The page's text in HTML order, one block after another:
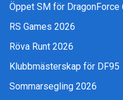
Öppet SM för DragonForce
RS Games 2026
Röva Runt 2026
Klubbmästerskap för DF95
Sommarsegling 2026